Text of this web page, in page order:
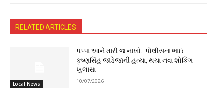
RELATED ARTICLES
Local News
પપ્પા આને મારી જ નાખો.. પોલીસના ભાઈ
કૃષ્ણસિંહ જાડેજાની હત્યા, થયા નવા શોકિંગ
ખુલાસા
10/07/2026